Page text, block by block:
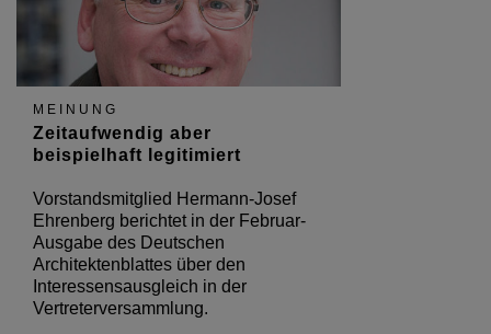
MEINUNG
Zeitaufwendig aber
beispielhaft legitimiert
Vorstandsmitglied Hermann-Josef
Ehrenberg berichtet in der Februar-
Ausgabe des Deutschen
Architektenblattes über den
Interessensausgleich in der
Vertreterversammlung.